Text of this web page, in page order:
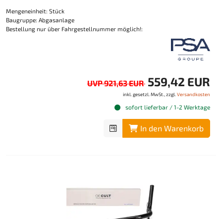
Mengeneinheit: Stück
Baugruppe: Abgasanlage
Bestellung nur über Fahrgestellnummer möglich!:
UVP 921,63 EUR 559,42 EUR
inkl. gesetzl. MwSt., zzgl. Versandkosten
sofort lieferbar / 1-2 Werktage
In den Warenkorb